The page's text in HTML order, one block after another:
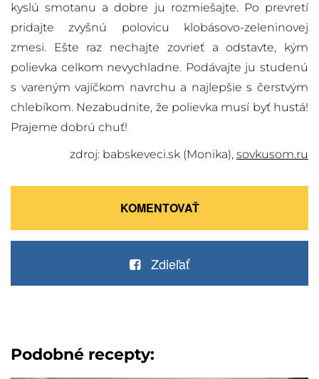
kyslú smotanu a dobre ju rozmiešajte. Po prevretí
pridajte zvyšnú polovicu klobásovo-zeleninovej
zmesi. Ešte raz nechajte zovrieť a odstavte, kým
polievka celkom nevychladne. Podávajte ju studenú
s vareným vajíčkom navrchu a najlepšie s čerstvým
chlebíkom. Nezabudnite, že polievka musí byť hustá!
Prajeme dobrú chuť!
zdroj: babskeveci.sk (Monika), sovkusom.ru
KOMENTOVAŤ
Zdieľať
Podobné recepty: